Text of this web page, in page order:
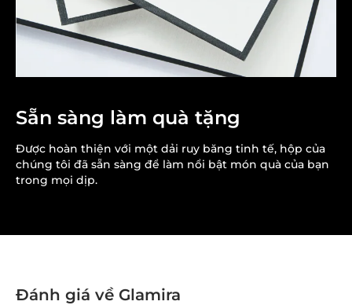
Sẵn sàng làm quà tặng
Được hoàn thiện với một dải ruy băng tinh tế, hộp của
chúng tôi đã sẵn sàng để làm nổi bật món quà của bạn
trong mọi dịp.
Đánh giá về Glamira